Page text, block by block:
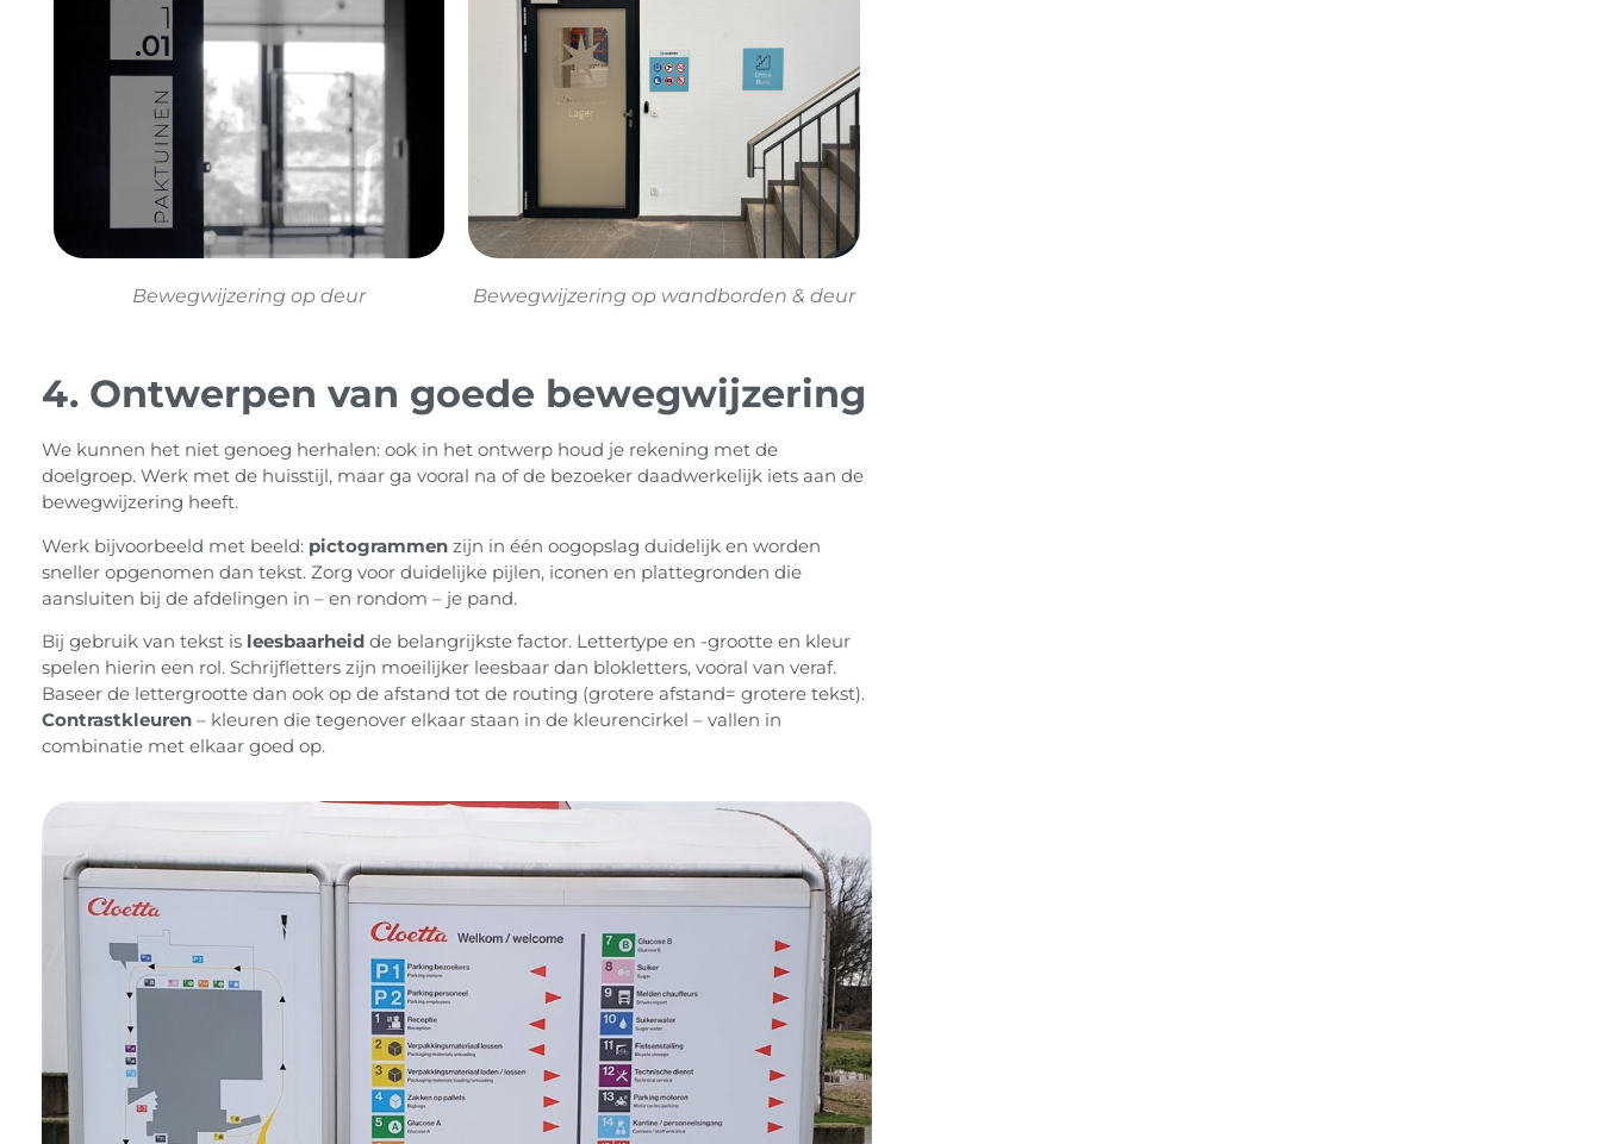
Bewegwijzering op deur Bewegwijzering op wandborden & deur
4. Ontwerpen van goede bewegwijzering
We kunnen het niet genoeg herhalen: ook in het ontwerp houd je rekening met de
doelgroep. Werk met de huisstijl, maar ga vooral na of de bezoeker daadwerkelijk iets aan de
bewegwijzering heeft.
Werk bijvoorbeeld met beeld: pictogrammen zijn in één oogopslag duidelijk en worden
sneller opgenomen dan tekst. Zorg voor duidelijke pijlen, iconen en plattegronden die
aansluiten bij de afdelingen in – en rondom – je pand.
Bij gebruik van tekst is leesbaarheid de belangrijkste factor. Lettertype en -grootte en kleur
spelen hierin een rol. Schrijfletters zijn moeilijker leesbaar dan blokletters, vooral van veraf.
Baseer de lettergrootte dan ook op de afstand tot de routing (grotere afstand= grotere tekst).
Contrastkleuren – kleuren die tegenover elkaar staan in de kleurencirkel – vallen in
combinatie met elkaar goed op.